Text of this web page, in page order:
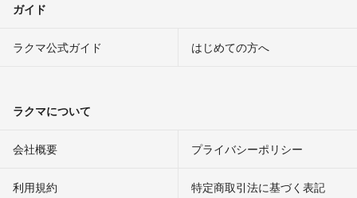
ガイド
ラクマ公式ガイド はじめての方へ
ラクマについて
会社概要 プライバシーポリシー
利用規約 特定商取引法に基づく表記